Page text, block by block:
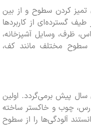
کردن سطوح و از بین
از کاربردها
وسایل آشپزخانه،
مختلف مانند کف،
برمی‌گردد. اولین
چوب و خاکستر ساخته
آلودگی‌ها را از سطوح